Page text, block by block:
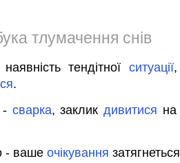
тлумачення снів
тендітноїситуації,
.
- сварка, закликдивитися
- ваше очікування